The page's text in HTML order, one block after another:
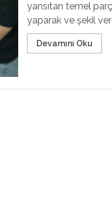
yansıtan temel
yaparak ve şekil
Devamını Oku